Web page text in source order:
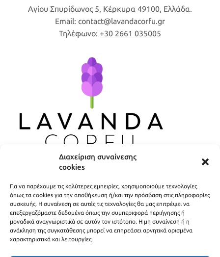
Διαχείριση συναίνεσης
cookies
Για να παρέχουμε τις καλύτερες εμπειρίες, χρησιμοποιούμε τεχνολογίες
όπως τα cookies για την αποθήκευση ή/και την πρόσβαση στις πληροφορίες
συσκευής. Η συναίνεση σε αυτές τις τεχνολογίες θα μας επιτρέψει να
επεξεργαζόμαστε δεδομένα όπως την συμπεριφορά περιήγησης ή
μοναδικά αναγνωριστικά σε αυτόν τον ιστότοπο. Η μη συναίνεση ή η
ανάκληση της συγκατάθεσης μπορεί να επηρεάσει αρνητικά ορισμένα
χαρακτηριστικά και λειτουργίες.
Αγίου Σπυρίδωνος 5, Κέρκυρα 49100, Ελλάδα.
Email: contact lavandacorfu gr
Τηλέφωνο: +30 2661 035005
ΧΡΗΣΙΜΟΙ ΣΥΝΔΕΣΜΟΙ
ΠΟΛΙΤΙΚΗ ΑΠΟΡΡΗΤΟΥ
ΟΡΟΙ ΧΡΗΣΗΣ
ΤΡΟΠΟΙ ΑΠΟΣΤΟΛΗΣ
ΤΡΟΠΟΙ ΠΛΗΡΩΜΗΣ